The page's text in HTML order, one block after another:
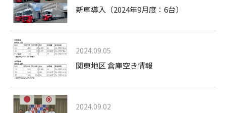
新車導入（2024年9月度：6台）
2024.09.05
関東地区 倉庫空き情報
2024.09.02